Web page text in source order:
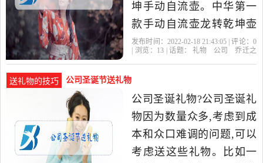
坤手动自流壶。中华第一
款手动自流壶龙转乾坤壶
融入中华传统文化元素,龙
发布时间：2022-02-18 21:43:05 | 评论： 0
| 浏览： 13 | 话题： 礼物 公司
乔迁之
送礼物的技巧 公司圣诞节送礼物
公司圣诞礼物?公司圣诞礼
物因为数量众多,考虑到成
本和众口难调的问题,可以
考虑送这些礼物。比如一